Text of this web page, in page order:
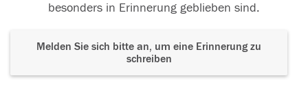
besonders in Erinnerung geblieben sind.
Melden Sie sich bitte an, um eine Erinnerung zu
schreiben